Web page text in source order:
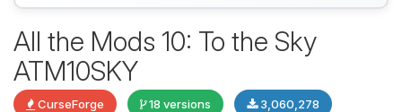
All the Mods 10: To the Sky
ATM10SKY
CurseForge 18 versions 3,060,278